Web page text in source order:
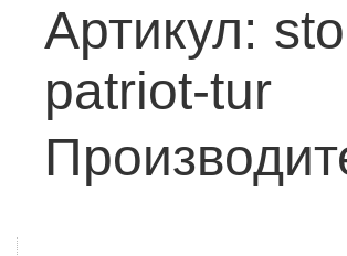
Артикул:
patriot-tur